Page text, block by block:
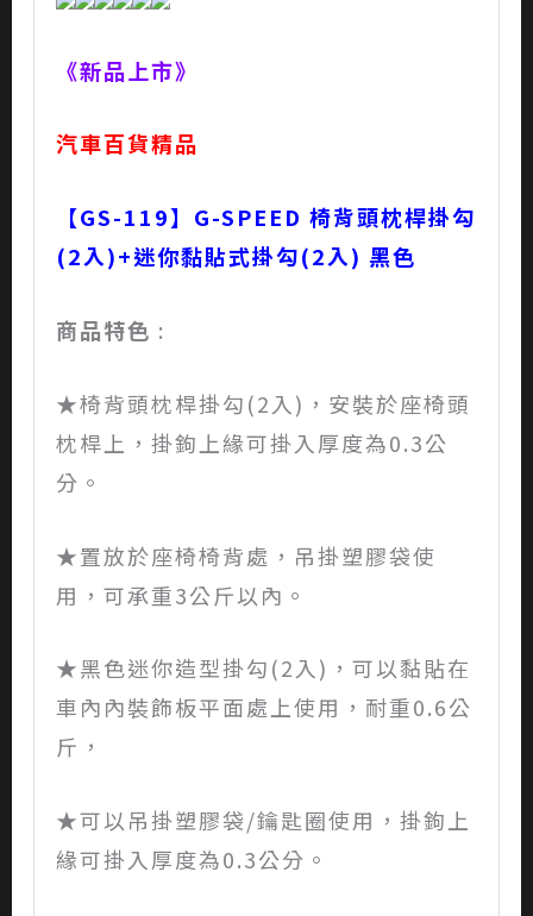
《新品上市》
汽車百貨精品
【GS-119】G-SPEED 椅背頭枕桿掛勾
(2入)+迷你黏貼式掛勾(2入) 黑色
商品特色 :
★椅背頭枕桿掛勾(2入)，安裝於座椅頭
枕桿上，掛鉤上緣可掛入厚度為0.3公
分。
★置放於座椅椅背處，吊掛塑膠袋使
用，可承重3公斤以內。
★黑色迷你造型掛勾(2入)，可以黏貼在
車內內裝飾板平面處上使用，耐重0.6公
斤，
★可以吊掛塑膠袋/鑰匙圈使用，掛鉤上
緣可掛入厚度為0.3公分。